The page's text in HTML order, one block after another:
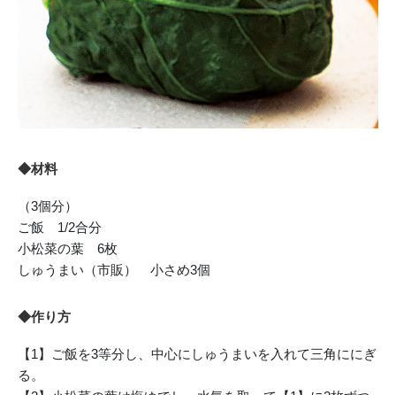
◆材料
（3個分）
ご飯 1/2合分
小松菜の葉 6枚
しゅうまい（市販） 小さめ3個
◆作り方
【1】ご飯を3等分し、中心にしゅうまいを入れて三角ににぎ
る。